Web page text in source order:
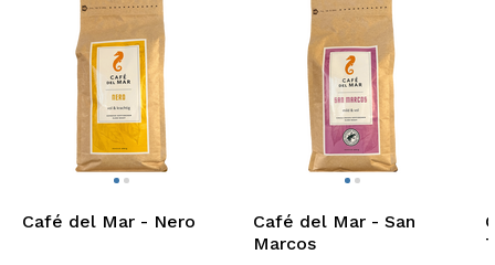
Café del Mar - Nero
Café del Mar - San
Marcos